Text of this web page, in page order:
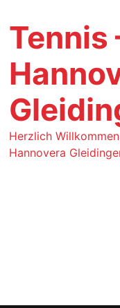
Tennis
Herzlich
Hannovera